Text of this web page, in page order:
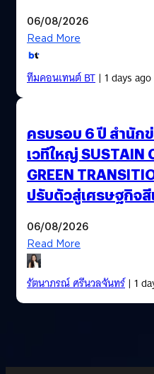
06/08/2026
Read More
ทีมคอนเทนต์ BT| 1 days ago
ครบรอบ 6 ปี สำนักข่
เวทีใหญ่ SUSTAIN
GREEN
ปรับตัวสู่เศรษฐกิจ
06/08/2026
Read More
รัตนาภรณ์ ศรีนวลจันทร์| 1